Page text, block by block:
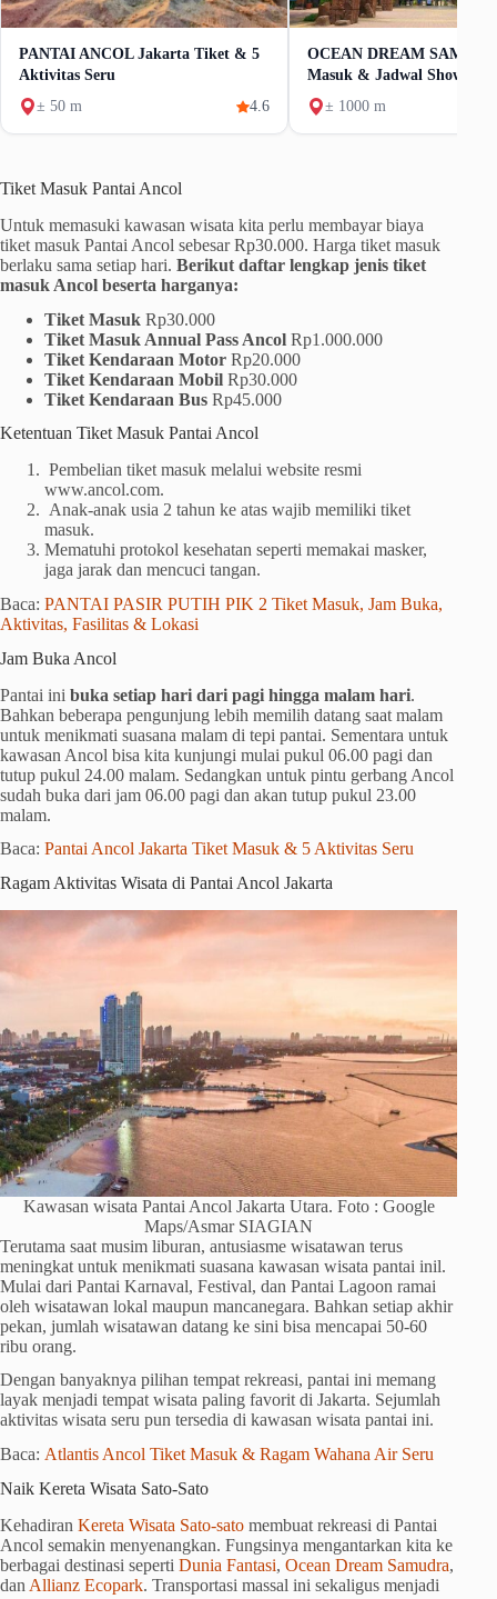
PANTAI ANCOL Jakarta Tiket & 5
Aktivitas Seru
± 50 m
4.6
OCEAN DREAM
Masuk & Jadwal Show
± 1000 m
Tiket Masuk Pantai Ancol
Untuk memasuki kawasan wisata kita perlu membayar biaya
tiket masuk Pantai Ancol sebesar Rp30.000. Harga tiket masuk
berlaku sama setiap hari. Berikut daftar lengkap jenis tiket
masuk Ancol beserta harganya:
Tiket Masuk Rp30.000
Tiket Masuk Annual Pass Ancol Rp1.000.000
Tiket Kendaraan Motor Rp20.000
Tiket Kendaraan Mobil Rp30.000
Tiket Kendaraan Bus Rp45.000
Ketentuan Tiket Masuk Pantai Ancol
Pembelian tiket masuk melalui website resmi
www.ancol.com.
Anak-anak usia 2 tahun ke atas wajib memiliki tiket
masuk.
Mematuhi protokol kesehatan seperti memakai masker,
jaga jarak dan mencuci tangan.
Baca: PANTAI PASIR PUTIH PIK 2 Tiket Masuk, Jam Buka,
Aktivitas, Fasilitas & Lokasi
Jam Buka Ancol
Pantai ini buka setiap hari dari pagi hingga malam hari.
Bahkan beberapa pengunjung lebih memilih datang saat malam
untuk menikmati suasana malam di tepi pantai. Sementara untuk
kawasan Ancol bisa kita kunjungi mulai pukul 06.00 pagi dan
tutup pukul 24.00 malam. Sedangkan untuk pintu gerbang Ancol
sudah buka dari jam 06.00 pagi dan akan tutup pukul 23.00
malam.
Baca: Pantai Ancol Jakarta Tiket Masuk & 5 Aktivitas Seru
Ragam Aktivitas Wisata di Pantai Ancol Jakarta
Kawasan wisata Pantai Ancol Jakarta Utara. Foto : Google
Maps/Asmar SIAGIAN
Terutama saat musim liburan, antusiasme wisatawan terus
meningkat untuk menikmati suasana kawasan wisata pantai inil.
Mulai dari Pantai Karnaval, Festival, dan Pantai Lagoon ramai
oleh wisatawan lokal maupun mancanegara. Bahkan setiap akhir
pekan, jumlah wisatawan datang ke sini bisa mencapai 50-60
ribu orang.
Dengan banyaknya pilihan tempat rekreasi, pantai ini memang
layak menjadi tempat wisata paling favorit di Jakarta. Sejumlah
aktivitas wisata seru pun tersedia di kawasan wisata pantai ini.
Baca: Atlantis Ancol Tiket Masuk & Ragam Wahana Air Seru
Naik Kereta Wisata Sato-Sato
Kehadiran Kereta Wisata Sato-sato membuat rekreasi di Pantai
Ancol semakin menyenangkan. Fungsinya mengantarkan kita ke
berbagai destinasi seperti Dunia Fantasi, Ocean Dream Samudra,
dan Allianz Ecopark. Transportasi massal ini sekaligus menjadi